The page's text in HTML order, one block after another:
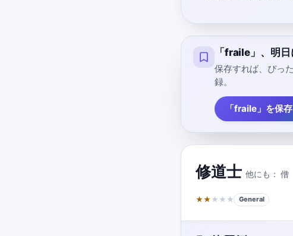
「fraile」、明
保存すれば、ぴっ
録。
「fraile」を保
修道士 他にも： 僧
★★ ★ ★ ★ General